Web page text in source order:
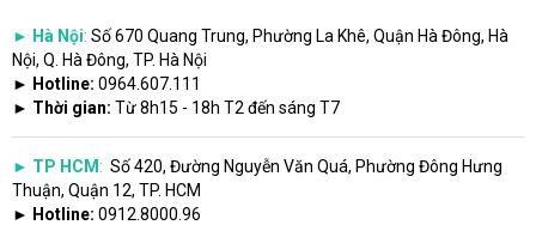
► Hà Nội: Số 670 Quang Trung, Phường La Khê, Quận Hà Đông, Hà
Nội, Q. Hà Đông, TP. Hà Nội
► Hotline: 0964.607.111
► Thời gian: Từ 8h15 - 18h T2 đến sáng T7
► TP HCM: Số 420, Đường Nguyễn Văn Quá, Phường Đông Hưng
Thuận, Quận 12, TP. HCM
► Hotline: 0912.8000.96